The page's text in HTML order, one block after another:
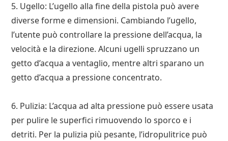
5. Ugello: L’ugello alla fine della pistola può avere
diverse forme e dimensioni. Cambiando l’ugello,
l’utente può controllare la pressione dell’acqua, la
velocità e la direzione. Alcuni ugelli spruzzano un
getto d’acqua a ventaglio, mentre altri sparano un
getto d’acqua a pressione concentrato.
6. Pulizia: L’acqua ad alta pressione può essere usata
per pulire le superfici rimuovendo lo sporco e i
detriti. Per la pulizia più pesante, l’idropulitrice può